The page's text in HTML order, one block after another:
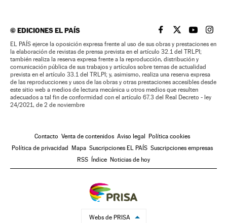
©EDICIONES EL PAÍS EL PAÍS BRASIL EN
EL PAÍSEL PAÍS
EL
EL PAÍS ejerce la oposición expresa frente al uso de sus obras y prestaciones en
la elaboración de revistas de prensa prevista en el artículo 32.1 del TRLPI;
también realiza la reserva expresa frente a la reproducción, distribución y
comunicación pública de sus trabajos y artículos sobre temas de actualidad
prevista en el artículo 33.1 del TRLPI; y, asimismo, realiza una reserva expresa
de las reproducciones y usos de las obras y otras prestaciones accesibles desde
este sitio web a medios de lectura mecánica u otros medios que resulten
adecuados a tal fin de conformidad con el artículo 67.3 del Real Decreto - ley
24/2021, de 2 de noviembre
Contacto Venta de contenidos Aviso legal
Política cookies
Política de privacidad
Mapa Suscripciones EL PAÍS Suscripciones empresas
RSS
Índice Noticias de hoy
Webs de PRISA